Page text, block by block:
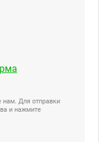
нам. Для отправки
и нажмите